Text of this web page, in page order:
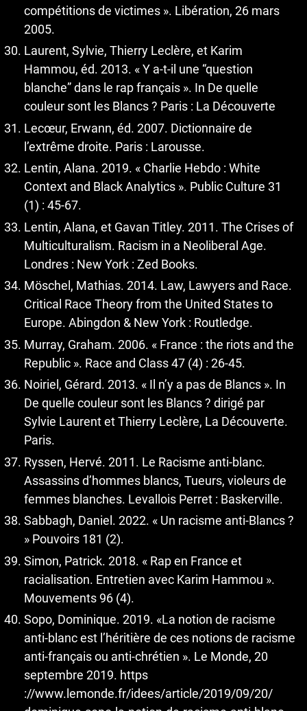
compétitions de victimes ». Libération, 26 mars
2005.
Laurent, Sylvie, Thierry Leclère, et Karim
Hammou, éd. 2013. « Y a-t-il une “question
blanche” dans le rap français ». In De quelle
couleur sont les Blancs ? Paris : La Découverte
Lecœur, Erwann, éd. 2007. Dictionnaire de
l’extrême droite. Paris : Larousse.
Lentin, Alana. 2019. « Charlie Hebdo : White
Context and Black Analytics ». Public Culture 31
(1) : 45-67.
Lentin, Alana, et Gavan Titley. 2011. The Crises of
Multiculturalism. Racism in a Neoliberal Age.
Londres : New York : Zed Books.
Möschel, Mathias. 2014. Law, Lawyers and Race.
Critical Race Theory from the United States to
Europe. Abingdon & New York : Routledge.
Murray, Graham. 2006. « France : the riots and the
Republic ». Race and Class 47 (4) : 26-45.
Noiriel, Gérard. 2013. « Il n’y a pas de Blancs ». In
De quelle couleur sont les Blancs ? dirigé par
Sylvie Laurent et Thierry Leclère, La Découverte.
Paris.
Ryssen, Hervé. 2011. Le Racisme anti-blanc.
Assassins d’hommes blancs, Tueurs, violeurs de
femmes blanches. Levallois Perret : Baskerville.
Sabbagh, Daniel. 2022. « Un racisme anti-Blancs ?
» Pouvoirs 181 (2).
Simon, Patrick. 2018. « Rap en France et
racialisation. Entretien avec Karim Hammou ».
Mouvements 96 (4).
Sopo, Dominique. 2019. «La notion de racisme
anti-blanc est l’héritière de ces notions de racisme
anti-français ou anti-chrétien ». Le Monde, 20
septembre 2019. https
://www.lemonde.fr/idees/article/2019/09/20/